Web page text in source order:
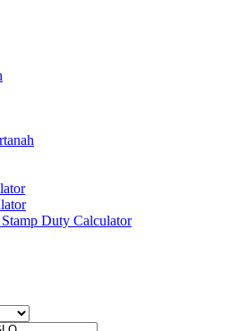
Duty Calculator